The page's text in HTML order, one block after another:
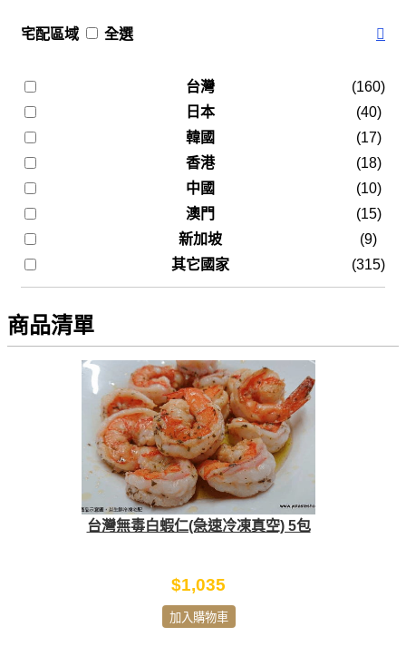
宅配區域 全選
台灣
(160)
日本
(40)
韓國
(17)
香港
(18)
中國
(10)
澳門
(15)
新加坡
(9)
其它國家
(315)
商品清單
台灣無毒白蝦仁(急速冷凍真空) 5包
$1,035
加入購物車